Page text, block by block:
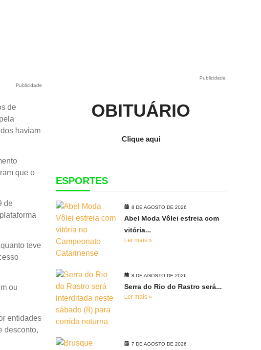
Publicidade
de
haviam
que o
de
teve
ou
entidades
desconto,
Publicidade
OBITUÁRIO
Clique aqui
ESPORTES
8 DE AGOSTO DE 2026
Abel Moda Vôlei estreia com
vitória...
Ler mais »
8 DE AGOSTO DE 2026
Serra do Rio do Rastro será...
Ler mais »
7 DE AGOSTO DE 2026